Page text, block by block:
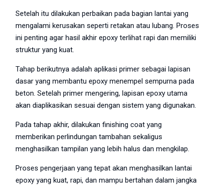
Setelah itu dilakukan perbaikan pada bagian lantai yang
mengalami kerusakan seperti retakan atau lubang. Proses
ini penting agar hasil akhir epoxy terlihat rapi dan memiliki
struktur yang kuat.
Tahap berikutnya adalah aplikasi primer sebagai lapisan
dasar yang membantu epoxy menempel sempurna pada
beton. Setelah primer mengering, lapisan epoxy utama
akan diaplikasikan sesuai dengan sistem yang digunakan.
Pada tahap akhir, dilakukan finishing coat yang
memberikan perlindungan tambahan sekaligus
menghasilkan tampilan yang lebih halus dan mengkilap.
Proses pengerjaan yang tepat akan menghasilkan lantai
epoxy yang kuat, rapi, dan mampu bertahan dalam jangka